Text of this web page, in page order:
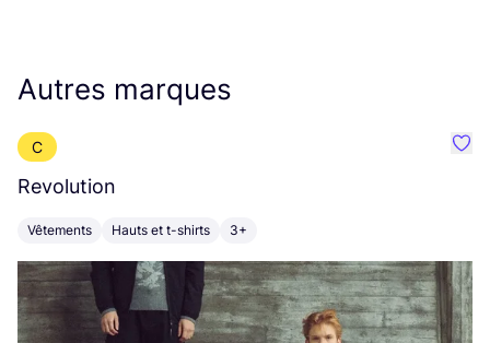
Autres marques
C
Revolution
Vêtements Hauts et t-shirts 3+